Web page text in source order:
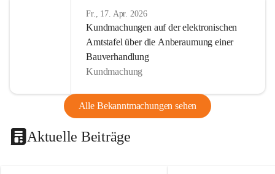
Fr., 17. Apr. 2026
Kundmachungen auf der elektronischen
Amtstafel über die Anberaumung einer
Bauverhandlung
Kundmachung
Alle Bekanntmachungen sehen
Aktuelle Beiträge